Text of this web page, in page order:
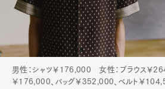
男性：シャツ￥176,000 女性：ブラウス￥
￥176,000、バッグ￥352,000、ベルト￥